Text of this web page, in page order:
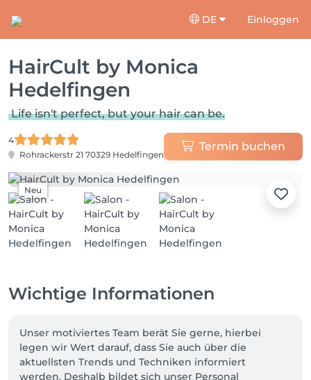
DE Einloggen
HairCult by Monica
Hedelfingen
Life isn't perfect, but your hair can be.
4
Rohrackerstr 21 70329 Hedelfingen
Termin buchen
Neu
Wichtige Informationen
Unser motiviertes Team berät Sie gerne, hierbei
legen wir Wert darauf, dass Sie auch über die
aktuellsten Trends und Techniken informiert
werden. Deshalb bildet sich unser Personal